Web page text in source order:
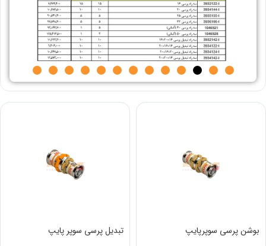
بوشن پرسی سوپرپایپ
تبدیل پرسی سوپر پایپ